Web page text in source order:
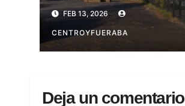
FEB 13, 2026
CENTROYFUERABA
Deja un comentario